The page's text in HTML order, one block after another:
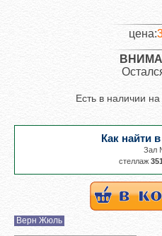
Верн Жюль
цена:
Есть в наличии на
Как найти
Зал
cтеллаж 351